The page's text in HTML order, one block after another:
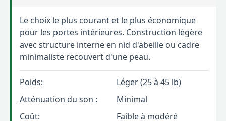
Le choix le plus courant et le plus économique
pour les portes intérieures. Construction légère
avec structure interne en nid d'abeille ou cadre
minimaliste recouvert d'une peau.
Poids:
Léger (25 à 45 lb)
Atténuation du son :
Minimal
Coût:
Faible à modéré